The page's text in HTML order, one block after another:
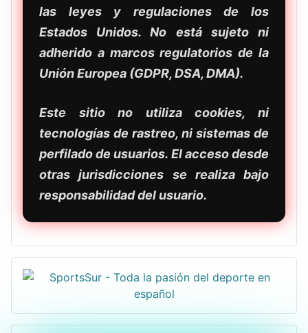
las leyes y regulaciones de los
Estados Unidos. No está sujeto ni
adherido a marcos regulatorios de la
Unión Europea (GDPR, DSA, DMA).
Este sitio no utiliza cookies, ni
tecnologías de rastreo, ni sistemas de
perfilado de usuarios. El acceso desde
otras jurisdicciones se realiza bajo
responsabilidad del usuario.